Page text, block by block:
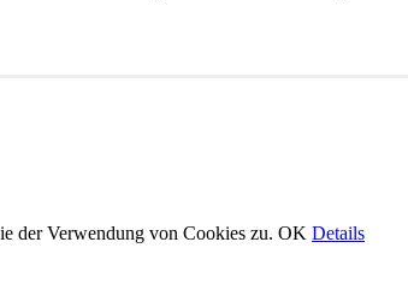
der Verwendung von Cookies zu. OK Details